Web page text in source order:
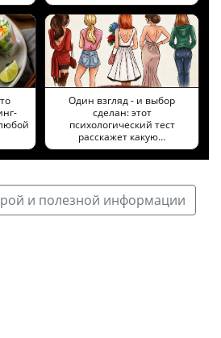
Один взгляд - и выбор
сделан: этот
психологический тест
расскажет какую…
и полезной информации